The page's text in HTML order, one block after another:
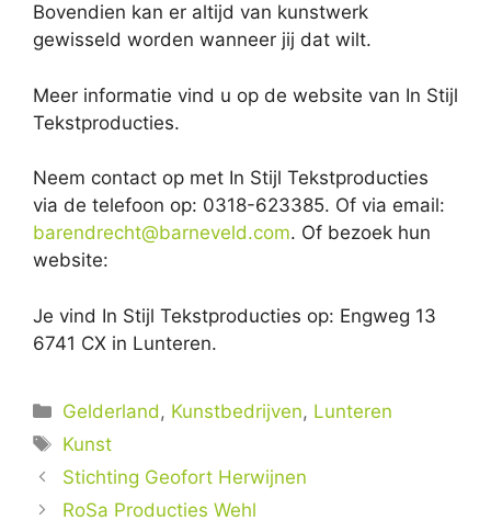
Bovendien kan er altijd van kunstwerk
gewisseld worden wanneer jij dat wilt.
Meer informatie vind u op de website van In Stijl
Tekstproducties.
Neem contact op met In Stijl Tekstproducties
via de telefoon op: 0318-623385. Of via email:
barendrecht@barneveld.com. Of bezoek hun
website:
Je vind In Stijl Tekstproducties op: Engweg 13
6741 CX in Lunteren.
Categorieën
Gelderland , Kunstbedrijven, Lunteren
Tags
Kunst
Stichting Geofort Herwijnen
RoSa Producties Wehl